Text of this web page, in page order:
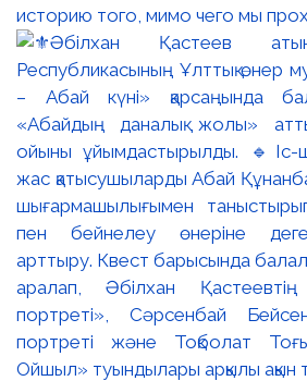
историю того, мимо чего мы